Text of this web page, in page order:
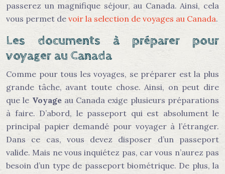
passerez un magnifique séjour, au Canada. Ainsi, cela
vous permet de voir la selection de voyages au Canada.
Les documents à préparer pour
voyager au Canada
Comme pour tous les voyages, se préparer est la plus
grande tâche, avant toute chose. Ainsi, on peut dire
que le Voyageau Canada exige plusieurs préparations
à faire. D’abord, le passeport qui est absolument le
principal papier demandé pour voyager à l’étranger.
Dans ce cas, vous devez disposer d’un passeport
valide. Mais ne vous inquiétez pas, car vous n’aurez pas
besoin d’un type de passeport biométrique. De plus, la